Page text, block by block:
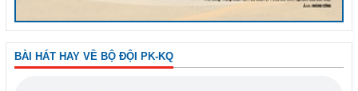
BÀI HÁT HAY VỀ BỘ ĐỘI PK-KQ